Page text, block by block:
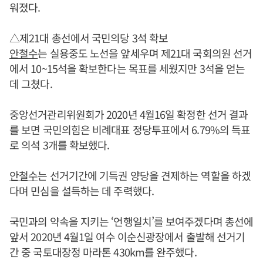
워졌다.
△제21대 총선에서 국민의당 3석 확보
안철수는 실용중도 노선을 앞세우며 제21대 국회의원 선거
에서 10~15석을 확보한다는 목표를 세웠지만 3석을 얻는
데 그쳤다.
중앙선거관리위원회가 2020년 4월16일 확정한 선거 결과
를 보면 국민의힘은 비례대표 정당투표에서 6.79%의 득표
로 의석 3개를 확보했다.
안철수는 선거기간에 기득권 양당을 견제하는 역할을 하겠
다며 민심을 설득하는 데 주력했다.
국민과의 약속을 지키는 ‘언행일치’를 보여주겠다며 총선에
앞서 2020년 4월1일 여수 이순신광장에서 출발해 선거기
간 중 국토대장정 마라톤 430km를 완주했다.